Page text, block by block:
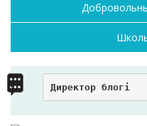
Директор блогі